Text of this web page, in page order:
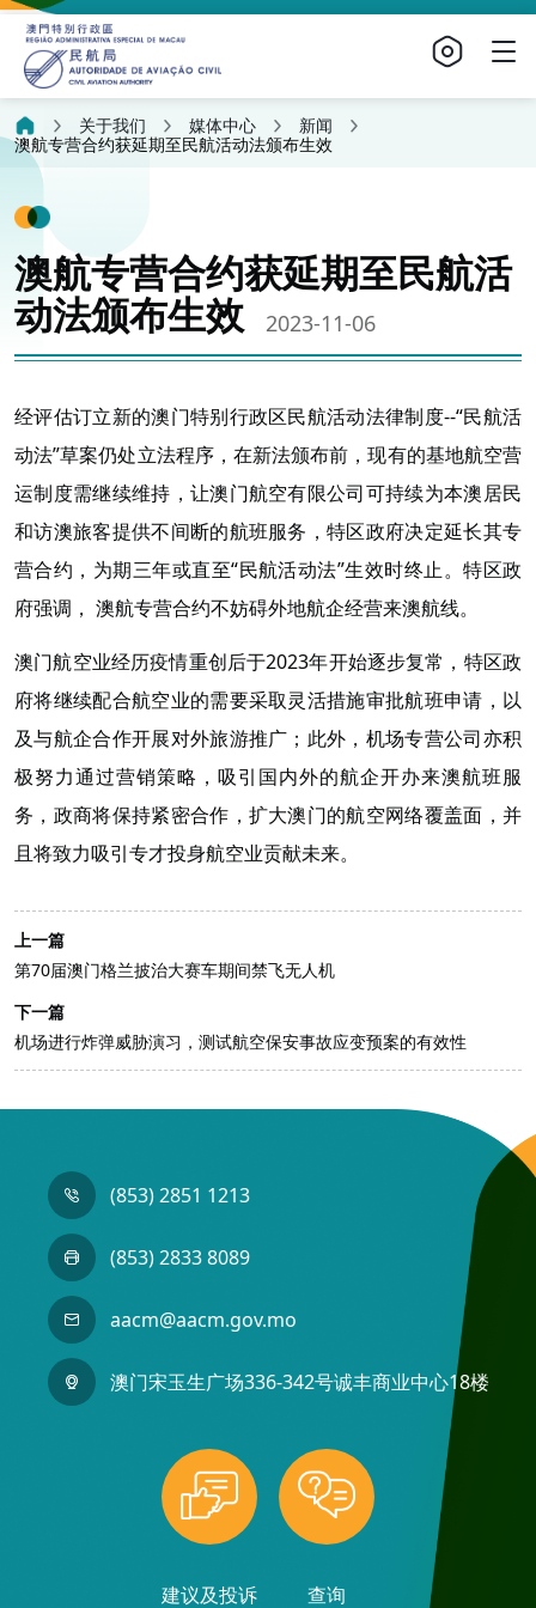
关于我们 媒体中心
新闻
澳航专营合约获延期至民航活动法颁布生效
澳航专营合约获延期至民航活
动法颁布生效
2023-11-06
经评估订立新的澳门特别行政区民航活动法律制度--“民航活
动法”草案仍处立法程序，在新法颁布前，现有的基地航空营
运制度需继续维持，让澳门航空有限公司可持续为本澳居民
和访澳旅客提供不间断的航班服务，特区政府决定延长其专
营合约，为期三年或直至“民航活动法”生效时终止。特区政
府强调， 澳航专营合约不妨碍外地航企经营来澳航线。
澳门航空业经历疫情重创后于2023年开始逐步复常，特区政
府将继续配合航空业的需要采取灵活措施审批航班申请，以
及与航企合作开展对外旅游推广；此外，机场专营公司亦积
极努力通过营销策略，吸引国内外的航企开办来澳航班服
务，政商将保持紧密合作，扩大澳门的航空网络覆盖面，并
且将致力吸引专才投身航空业贡献未来。
上一篇
第70届澳门格兰披治大赛车期间禁飞无人机
下一篇
机场进行炸弹威胁演习，测试航空保安事故应变预案的有效性
(853) 2851 1213
(853) 2833 8089
aacm@aacm.gov.mo
澳门宋玉生广场336-342号诚丰商业中心18楼
建议及投诉 查询